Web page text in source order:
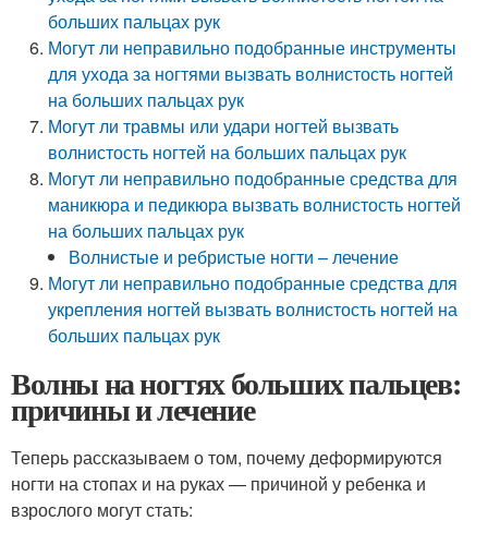
больших пальцах рук
Могут ли неправильно подобранные инструменты
для ухода за ногтями вызвать волнистость ногтей
на больших пальцах рук
Могут ли травмы или удари ногтей вызвать
волнистость ногтей на больших пальцах рук
Могут ли неправильно подобранные средства для
маникюра и педикюра вызвать волнистость ногтей
на больших пальцах рук
Волнистые и ребристые ногти – лечение
Могут ли неправильно подобранные средства для
укрепления ногтей вызвать волнистость ногтей на
больших пальцах рук
Волны на ногтях больших пальцев:
причины и лечение
Теперь рассказываем о том, почему деформируются
ногти на стопах и на руках — причиной у ребенка и
взрослого могут стать: